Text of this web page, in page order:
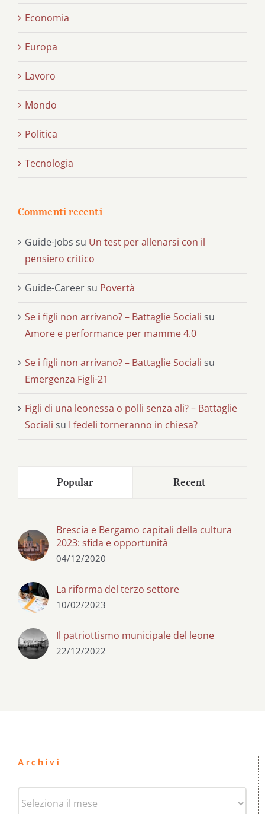
Economia
Europa
Lavoro
Mondo
Politica
Tecnologia
Commenti recenti
Guide-Jobs su Un test per allenarsi con il
pensiero critico
Guide-Career su Povertà
Se i figli non arrivano? – Battaglie Sociali su
Amore e performance per mamme 4.0
Se i figli non arrivano? – Battaglie Sociali su
Emergenza Figli-21
Figli di una leonessa o polli senza ali? – Battaglie
Sociali su I fedeli torneranno in chiesa?
Popular Recent
Brescia e Bergamo capitali della cultura
2023: sfida e opportunità
04/12/2020
La riforma del terzo settore
10/02/2023
Il patriottismo municipale del leone
22/12/2022
Archivi